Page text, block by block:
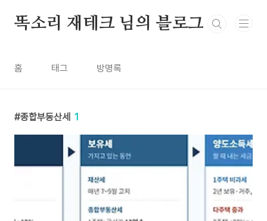
똑소리 재테크 님의 블로그
홈 태그 방명록
종합부동산세 1